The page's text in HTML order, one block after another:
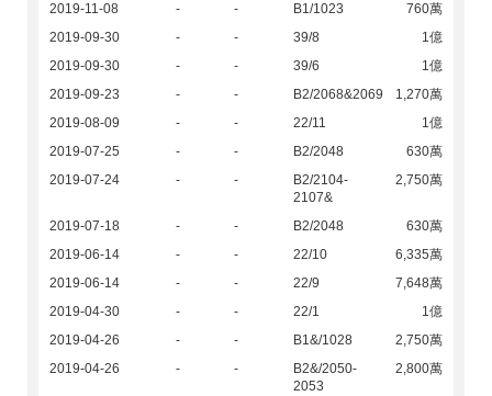
2019-11-08
- - B1/1023
760萬
2019-09-30
- - 39/8
1億
2019-09-30
- - 39/6
1億
2019-09-23
- - B2/2068&2069
1,270萬
2019-08-09
- - 22/11
1億
2019-07-25
- - B2/2048
630萬
2019-07-24
- -
B2/2104-
2107&
2,750萬
2019-07-18 - - B2/2048
630萬
2019-06-14
- - 22/10
6,335萬
2019-06-14
- - 22/9
7,648萬
2019-04-30
- - 22/1
1億
2019-04-26
- - B1&/1028
2,750萬
2019-04-26
- -
B2&/2050-
2053
2,800萬